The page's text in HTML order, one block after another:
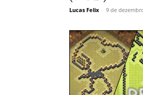
Lucas Felix - 9 de